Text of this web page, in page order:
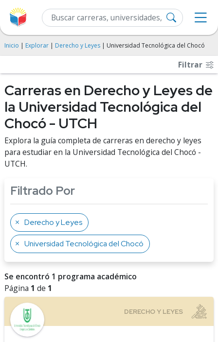
Inicio | Explorar | Derecho y Leyes | Universidad Tecnológica del Chocó
Filtrar
Carreras en Derecho y Leyes de
la Universidad Tecnológica del
Chocó - UTCH
Explora la guía completa de carreras en derecho y leyes
para estudiar en la Universidad Tecnológica del Chocó -
UTCH.
Filtrado Por
Derecho y Leyes
Universidad Tecnológica del Chocó
Se encontró 1 programa académico
Página 1 de 1